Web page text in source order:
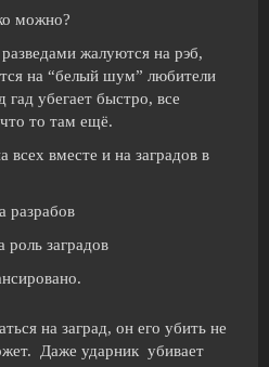
можно?
жалуются на рэб,
на “белый шум” любители
гад убегает быстро, все
то там ещё.
вместе и на заградов в
разрабов
роль заградов
на заград, он его убить не
Даже ударник убивает